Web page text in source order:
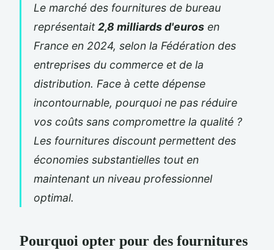
Le marché des fournitures de bureau
représentait2,8 milliards d'euros en
France en 2024, selon la Fédération des
entreprises du commerce et de la
distribution. Face à cette dépense
incontournable, pourquoi ne pas réduire
vos coûts sans compromettre la qualité ?
Les fournitures discount permettent des
économies substantielles tout en
maintenant un niveau professionnel
optimal.
Pourquoi opter pour des fournitures